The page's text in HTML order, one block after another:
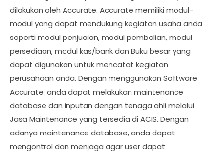
dilakukan oleh Accurate. Accurate memiliki modul-
modul yang dapat mendukung kegiatan usaha anda
seperti modul penjualan, modul pembelian, modul
persediaan, modul kas/bank dan Buku besar yang
dapat digunakan untuk mencatat kegiatan
perusahaan anda. Dengan menggunakan Software
Accurate, anda dapat melakukan maintenance
database dan inputan dengan tenaga ahli melalui
Jasa Maintenance yang tersedia di ACIS. Dengan
adanya maintenance database, anda dapat
mengontrol dan menjaga agar user dapat